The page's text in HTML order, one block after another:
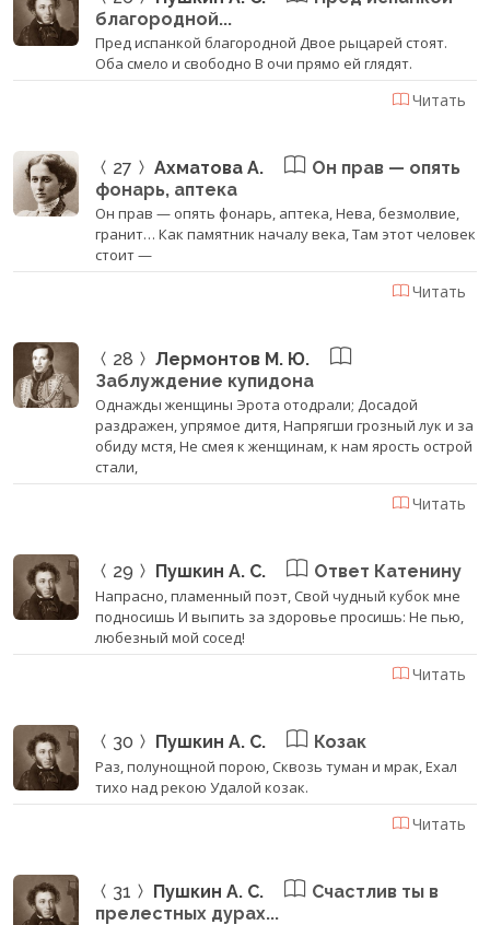
благородной...
Пред испанкой благородной Двое рыцарей стоят.
Оба смело и свободно В очи прямо ей глядят.
Читать
27 Ахматова А.
Он прав — опять
фонарь, аптека
Он прав — опять фонарь, аптека, Нева, безмолвие,
гранит… Как памятник началу века, Там этот человек
стоит —
Читать
28
Лермонтов М. Ю.
Заблуждение купидона
Однажды женщины Эрота отодрали; Досадой
раздражен, упрямое дитя, Напрягши грозный лук и за
обиду мстя, Не смея к женщинам, к нам ярость острой
стали,
Читать
29 Пушкин А. С. Ответ Катенину
Напрасно, пламенный поэт, Свой чудный кубок мне
подносишь И выпить за здоровье просишь: Не пью,
любезный мой сосед!
Читать
30 Пушкин А. С. Козак
Раз, полунощной порою, Сквозь туман и мрак, Ехал
тихо над рекою Удалой козак.
Читать
31 Пушкин А. С.
Счастлив ты в
прелестных дурах...